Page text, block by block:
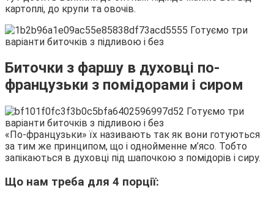
картоплі, до крупи та овочів.
Биточки з фаршу в духовці по-
французьки з помідорами і сиром
«По-французьки» їх називають так як вони готуються
за тим же принципом, що і однойменне м’ясо. Тобто
запікаються в духовці під шапочкою з помідорів і сиру.
Що нам треба для 4 порції: